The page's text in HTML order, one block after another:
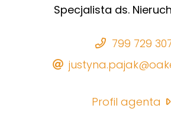
Specjalista ds.
799 729
Profil agenta